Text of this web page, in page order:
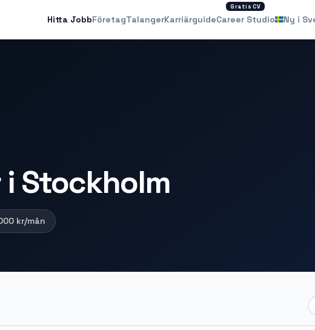
Hitta JobbFöretagTalangerKarriärguide
Gratis CV
Career Studio Ny i
Stockholm
kr/mån